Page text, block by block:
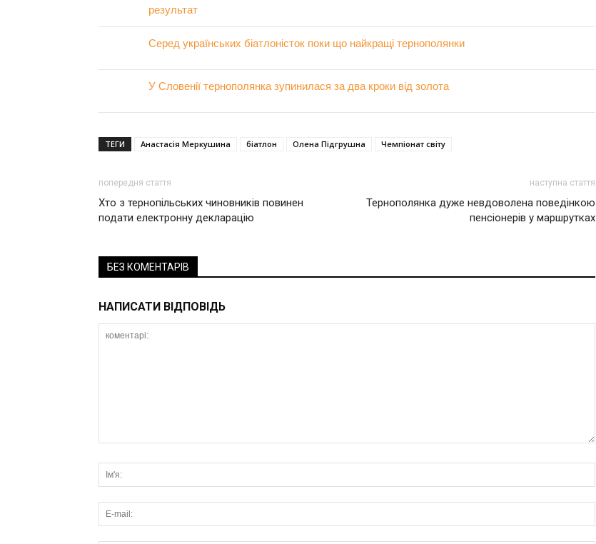
результат
Серед українських біатлоністок поки що найкращі тернополянки
У Словенії тернополянка зупинилася за два кроки від золота
ТЕГИ Анастасія Меркушина біатлон Олена Підгрушна Чемпіонат світу
попередня стаття
Хто з тернопільських чиновників повинен
подати електронну декларацію
наступна стаття
Тернополянка дуже невдоволена поведінкою
пенсіонерів у маршрутках
БЕЗ КОМЕНТАРІВ
НАПИСАТИ ВІДПОВІДЬ